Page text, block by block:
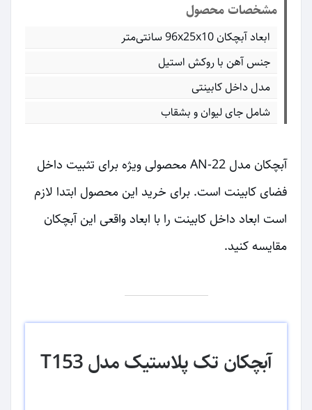
مشخصات محصول
ابعاد آبچکان 96x25x10 سانتی‌متر
جنس آهن با روکش استیل
مدل داخل کابینتی
شامل جای لیوان و بشقاب
آبچکان مدل AN-22 محصولی ویژه برای تثبیت داخل
فضای کابینت است. برای خرید این محصول ابتدا لازم
است ابعاد داخل کابینت را با ابعاد واقعی این آبچکان
مقایسه کنید.
آبچکان تک پلاستیک مدل T153